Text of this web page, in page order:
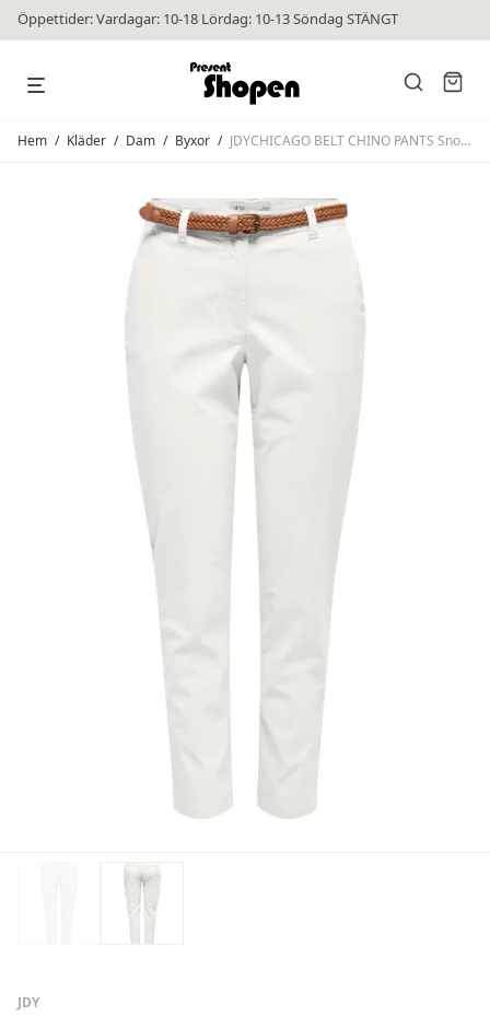
Öppettider: Vardagar: 10-18 Lördag: 10-13 Söndag STÄNGT
Hem / Kläder / Dam / Byxor / JDYCHICAGO BELT CHINO PANTS Snow White
JDY